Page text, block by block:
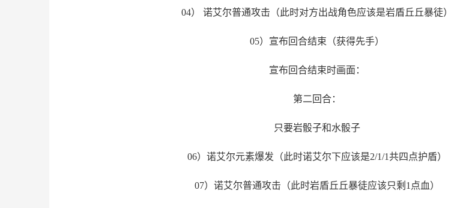
04） 诺艾尔普通攻击（此时对方出战角色应该是岩盾丘丘暴徒）
05）宣布回合结束（获得先手）
宣布回合结束时画面：
第二回合：
只要岩骰子和水骰子
06）诺艾尔元素爆发（此时诺艾尔下应该是2/1/1共四点护盾）
07）诺艾尔普通攻击（此时岩盾丘丘暴徒应该只剩1点血）